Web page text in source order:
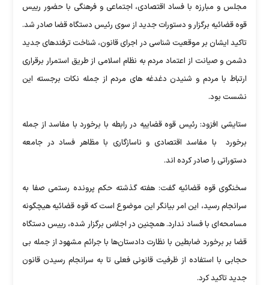
مجلس و مبارزه با فساد اقتصادی، اجتماعی و فرهنگی با حضور رییس
قوه قضائیه برگزار و دستورات جدید از سوی رئیس دستگاه قضا صادر شد.
تاکید ایشان بر موقعیت شناسی در اجرای قانون، شناخت ترفندهای جدید
دشمن و صیانت از اعتماد مردم به نظام اسلامی از طریق استمرار برقراری
ارتباط با مردم و شنیدن دغدغه های مردم از جمله نکات برجسته این
نشست بود.
ستایشی افزود: رئیس قوه قضاییه در رابطه با برخورد با مفاسد از جمله
برخورد با مفاسد اقتصادی و ناسازگاری با مظاهر فساد در جامعه
دستوراتی را صادر کرده اند.
سخنگوی قوه قضائیه گفت: هفته گذشته حکم پرونده رستمی صفا به
سرانجام رسید، این امر بیانگر این موضوع است که قوه قضائیه هیچگونه
مسامحه‌ای با فساد ندارد. همچنین در اجلاس برگزار شده، رییس دستگاه
قضا بر برخورد ضابطین با نظارت دادستان‌ها با جرائم مشهود از جمله بی
حجابی با استفاده از ظرفیت قانونی فعلی تا به سرانجام رسیدن قانون
جدید تاکید کرد.